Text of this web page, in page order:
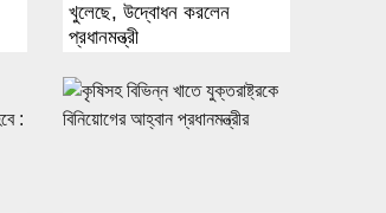
খুলেছে, উদ্বোধন করলেন
প্রধানমন্ত্রী